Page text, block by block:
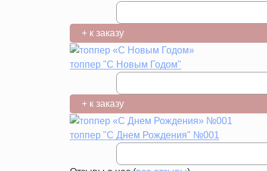
+ к заказу
топпер "С Новым Годом"
+ к заказу
топпер "С Днем Рождения" №001